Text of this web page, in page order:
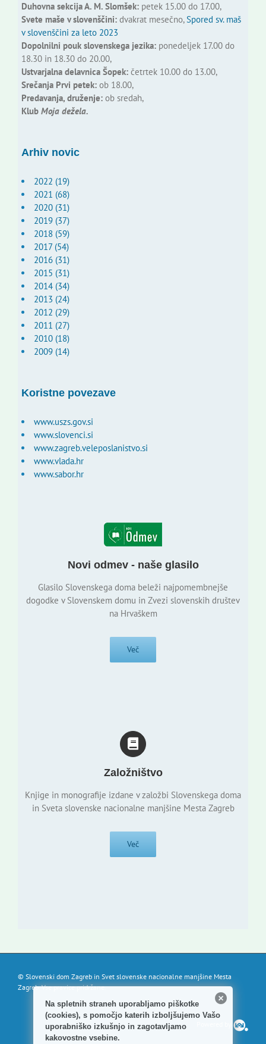
Duhovna sekcija A. M. Slomšek:petek 15.00 do 17.00,
Svete maše v slovenščini:dvakrat mesečno,Spored sv. maš
v slovenščini za leto 2023
Dopolnilni pouk slovenskega jezika:ponedeljek 17.00 do
18.30 in 18.30 do 20.00,
Ustvarjalna delavnica Šopek:četrtek 10.00 do 13.00,
Srečanja Prvi petek:ob 18.00,
Predavanja, druženje:ob sredah,
Klub Moja dežela.
Arhiv novic
2022 (19)
2021 (68)
2020 (31)
2019 (37)
2018 (59)
2017 (54)
2016 (31)
2015 (31)
2014 (34)
2013 (24)
2012 (29)
2011 (27)
2010 (18)
2009 (14)
Koristne povezave
www.uszs.gov.si
www.slovenci.si
www.zagreb.veleposlanistvo.si
www.vlada.hr
www.sabor.hr
Novi odmev - naše glasilo
Glasilo Slovenskega doma beleži najpomembnejše
dogodke v Slovenskem domu in Zvezi slovenskih društev
na Hrvaškem
Več
Založništvo
Knjige in monografije izdane v založbi Slovenskega doma
in Sveta slovenske nacionalne manjšine Mesta Zagreb
Več
© Slovenski dom Zagreb in Svet slovenske nacionalne manjšine Mesta
Zagreb. Vse pravice pridržane.
Na spletnih straneh uporabljamo piškotke
(cookies), s pomočjo katerih izboljšujemo Vašo
uporabniško izkušnjo in zagotavljamo
kakovostne vsebine.